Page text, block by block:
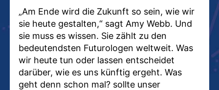
„Am Ende wird die Zukunft so sein, wie wir
sie heute gestalten,“ sagt Amy Webb. Und
sie muss es wissen. Sie zählt zu den
bedeutendsten Futurologen weltweit. Was
wir heute tun oder lassen entscheidet
darüber, wie es uns künftig ergeht. Was
geht denn schon mal? sollte unser